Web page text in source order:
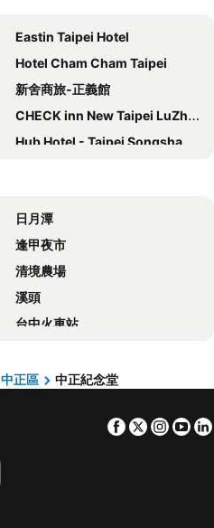
Eastin Taipei Hotel
Hotel Cham Cham Taipei
新舍商旅-正義館
CHECK inn New Taipei LuZhou
Hub Hotel - Taipei Songshan Airport
Miramar Garden Taipei
柯達大飯店台北一店
福容大飯店淡水漁人碼頭
Yidear Hotel
CHIENTAN Youth Hotel
Via Hotel Breeze
日月潭
逢甲夜市
清境農場
溪頭
台中火車站
六福村主題遊樂園
中正區 中正紀念堂
Facebook
Twitter